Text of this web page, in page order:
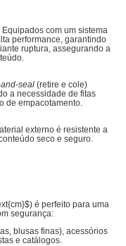
Equipados com um sistema
performance, garantindo
ruptura, assegurando a
seal (retire e cole)
a necessidade de fitas
de empacotamento.
externo é resistente a
seco e seguro.
) é perfeito para uma
segurança:
blusas finas), acessórios
e catálogos.